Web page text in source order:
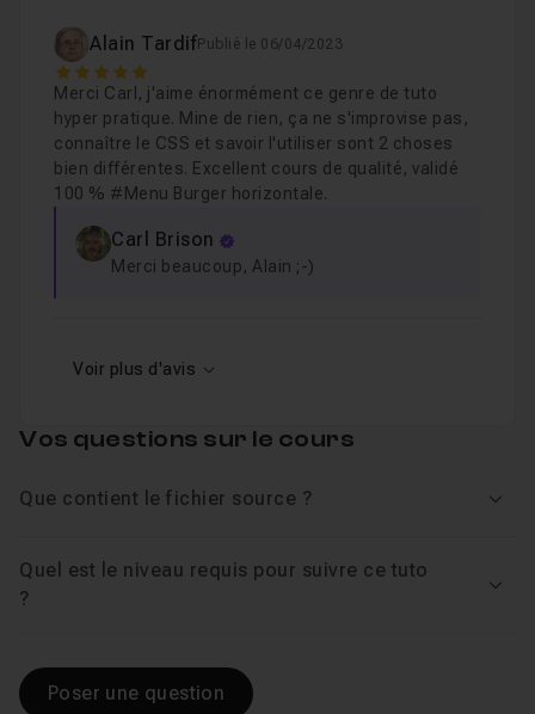
Alain TardifPublié le 06/04/2023
5
Merci Carl, j'aime énormément ce genre de tuto
hyper pratique. Mine de rien, ça ne s'improvise pas,
connaître le CSS et savoir l'utiliser sont 2 choses
bien différentes. Excellent cours de qualité, validé
100 % #Menu Burger horizontale.
Carl Brison
Merci beaucoup, Alain ;-)
Voir plus d'avis
Vos questions sur le cours
Que contient le fichier source ?
Quel est le niveau requis pour suivre ce tuto
?
Poser une question